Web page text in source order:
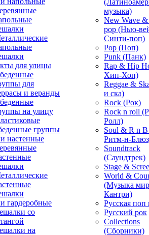
для улицы
для
и веранды
на улицу
группы
настенные
гардеробные
со
на
музыка)
New Wave
pop (Нью-
Синти-поп)
Pop (Поп)
Punk (Панк)
Rap & Hip
Хип-Хоп)
Reggae &
и ска)
Rock (Рок)
Rock n roll
Ролл)
Soul & R n
Ритм-н-
Soundtrack
(Саундтрек)
Stage &
World &
(Музыка
Кантри)
Русская поп
Русский рок
Сollections
(Сборники)